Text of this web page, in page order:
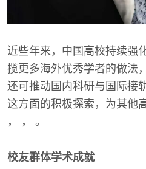
近些年来，中国高校持续强
揽更多海外优秀学者的做法
还可推动国内科研与国际接
这方面的积极探索，为其他
， ， 。
校友群体学术成就